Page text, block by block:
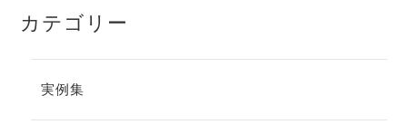
カテゴリー
実例集